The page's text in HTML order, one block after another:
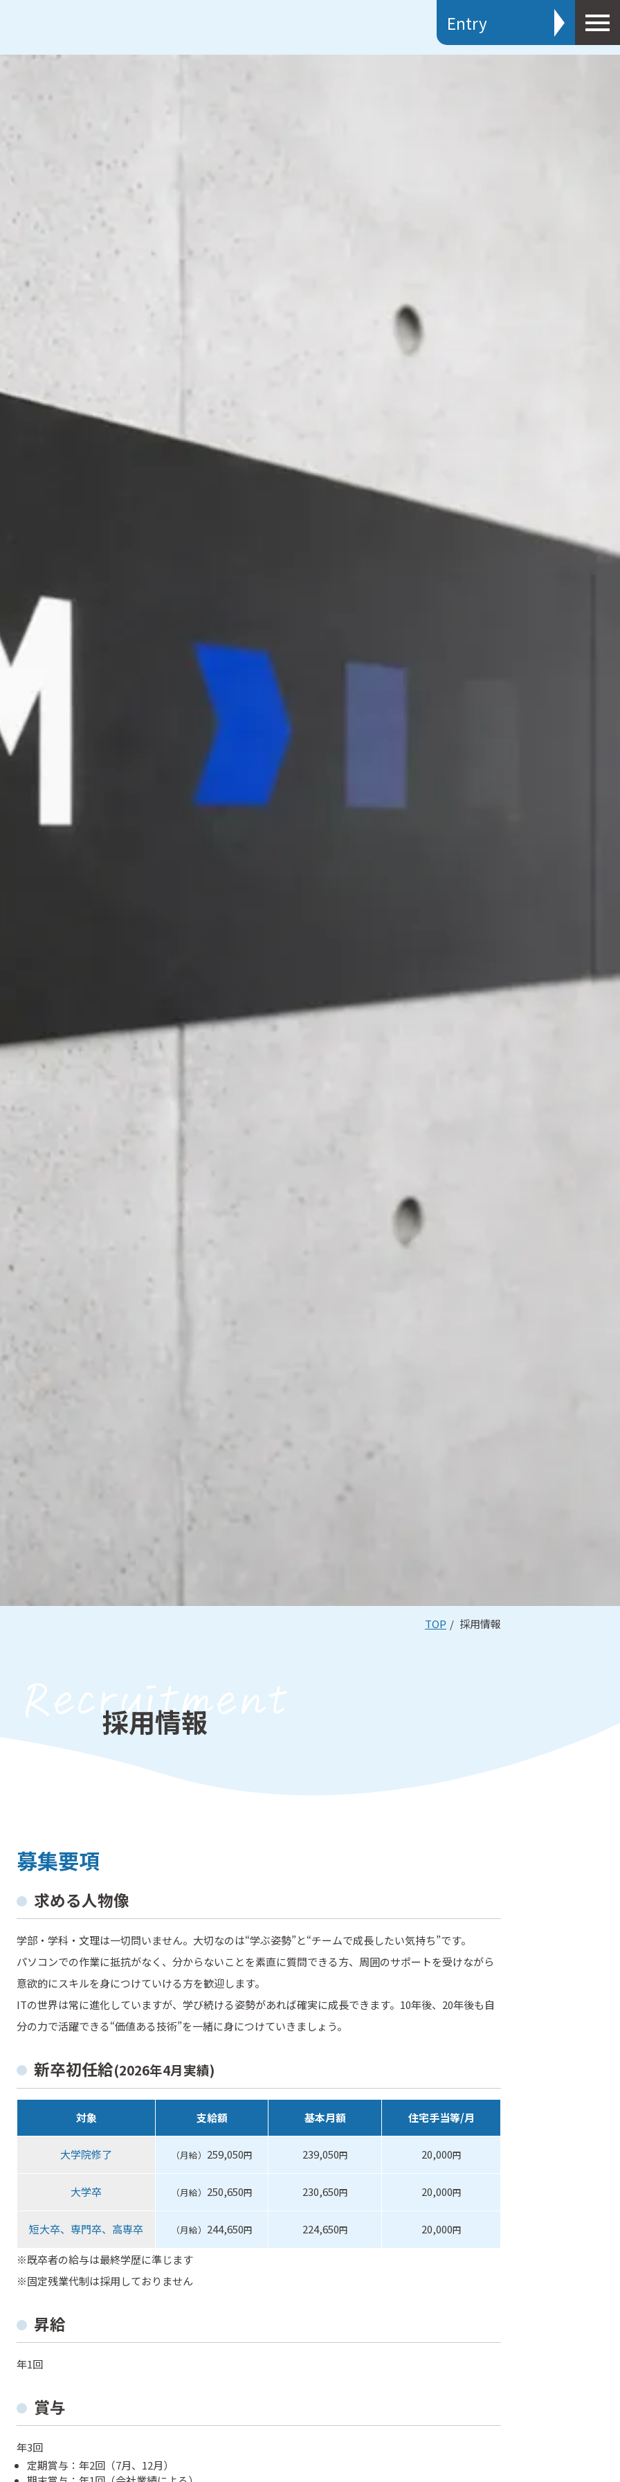
Entry
新卒採用
TOP 採用情報
採用情報
Recruitment
募集要項
求める人物像
学部・学科・文理は一切問いません。大切なのは“学ぶ姿勢”と“チームで成長したい気持ち”です。
パソコンでの作業に抵抗がなく、分からないことを素直に質問できる方、周囲のサポートを受けながら
意欲的にスキルを身につけていける方を歓迎します。
ITの世界は常に進化していますが、学び続ける姿勢があれば確実に成長できます。10年後、20年後も自
分の力で活躍できる“価値ある技術”を一緒に身につけていきましょう。
新卒初任給(2026年4月実績)
対象 支給額 基本月額 住宅手当等/月
大学院修了 （月給） 259,050円 239,050円 20,000円
大学卒 （月給） 250,650円 230,650円 20,000円
短大卒、専門卒、高専卒 （月給） 244,650円 224,650円 20,000円
※既卒者の給与は最終学歴に準じます
※固定残業代制は採用しておりません
昇給
年1回
賞与
年3回
定期賞与：年2回（7月、12月）